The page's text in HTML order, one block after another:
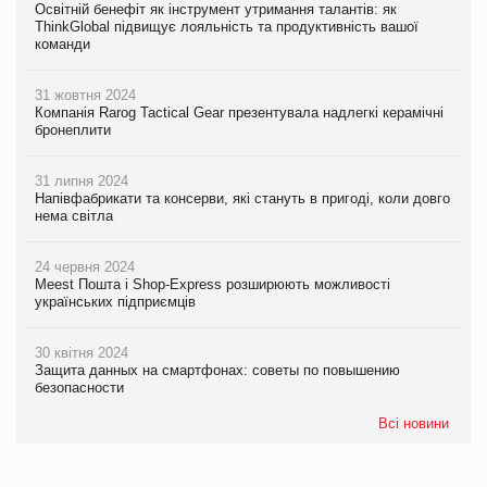
Освітній бенефіт як інструмент утримання талантів: як
ThinkGlobal підвищує лояльність та продуктивність вашої
команди
31 жовтня 2024
Компанія Rarog Tactical Gear презентувала надлегкі керамічні
бронеплити
31 липня 2024
Напівфабрикати та консерви, які стануть в пригоді, коли довго
нема світла
24 червня 2024
Meest Пошта і Shop-Express розширюють можливості
українських підприємців
30 квітня 2024
Защита данных на смартфонах: советы по повышению
безопасности
Всі новини